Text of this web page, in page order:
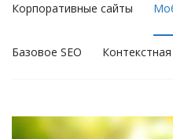
Корпоративные сайты
Базовое SEO